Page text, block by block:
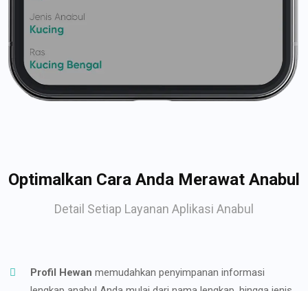
Optimalkan Cara Anda Merawat Anabul
Detail Setiap Layanan Aplikasi Anabul
Profil Hewan memudahkan penyimpanan informasi